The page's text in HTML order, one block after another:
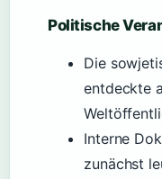
Politische
Die
entdeckte
Interne
zunächst